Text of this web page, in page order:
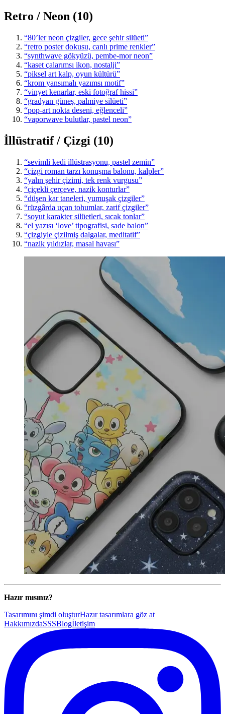
Retro / Neon (10)
“80’ler neon çizgiler, gece şehir silüeti”
“retro poster dokusu, canlı prime renkler”
“synthwave gökyüzü, pembe-mor neon”
“kaset çalarımsı ikon, nostalji”
“piksel art kalp, oyun kültürü”
“krom yansımalı yazımsı motif”
“vinyet kenarlar, eski fotoğraf hissi”
“gradyan güneş, palmiye silüeti”
“pop-art nokta deseni, eğlenceli”
“vaporwave bulutlar, pastel neon”
İllüstratif / Çizgi (10)
“sevimli kedi illüstrasyonu, pastel zemin”
“çizgi roman tarzı konuşma balonu, kalpler”
“yalın şehir çizimi, tek renk vurgusu”
“çiçekli çerçeve, nazik konturlar”
“düşen kar taneleri, yumuşak çizgiler”
“rüzgârda uçan tohumlar, zarif çizgiler”
“soyut karakter silüetleri, sıcak tonlar”
“el yazısı ‘love’ tipografisi, sade balon”
“çizgiyle çizilmiş dalgalar, meditatif”
“nazik yıldızlar, masal havası”
Hazır mısınız?
Tasarımını şimdi oluşturHazır tasarımlara göz at
HakkımızdaSSSBlogİletişim